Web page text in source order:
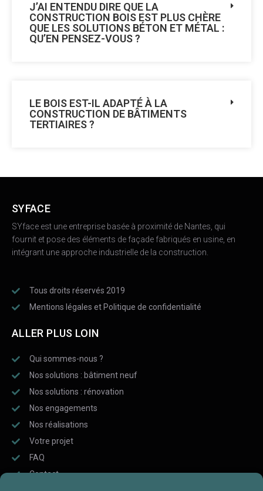
J’AI ENTENDU DIRE QUE LA
CONSTRUCTION BOIS EST PLUS CHÈRE
QUE LES SOLUTIONS BÉTON ET MÉTAL :
QU’EN PENSEZ-VOUS ?
LE BOIS EST-IL ADAPTÉ À LA
CONSTRUCTION DE BÂTIMENTS
TERTIAIRES ?
SYFACE
SYface est une entreprise basée à proximité de Nantes, qui
fournit et pose des éléments de façade fabriqués en usine, en
intégrant une approche industrielle de la construction.
Tous droits réservés 2019
Mentions légales et Politique de confidentialité
ALLER PLUS LOIN
Qui sommes-nous ?
Nos solutions : bâtiment neuf
Nos solutions : rénovation
Nos engagements
Nos réalisations
Votre projet
FAQ
Contact